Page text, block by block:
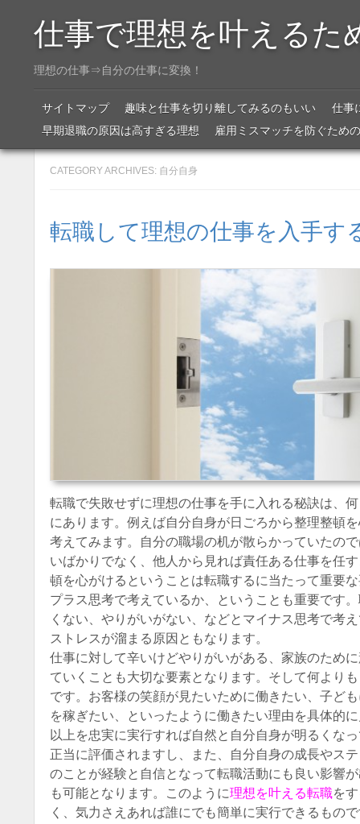
仕事で理想を叶えるた
理想の仕事⇒自分の仕事に変換！
Menu
SKIP TO CONTENT
サイトマップ 趣味と仕事を切り離してみるのもいい
仕事
早期退職の原因は高すぎる理想
雇用ミスマッチを防ぐため
CATEGORY ARCHIVES: 自分自身
転職して理想の仕事を入手す
転職で失敗せずに理想の仕事を手に入れる秘訣は、
にあります。例えば自分自身が日ごろから整理整頓
考えてみます。自分の職場の机が散らかっていたの
いばかりでなく、他人から見れば責任ある仕事を任
頓を心がけるということは転職するに当たって重要
プラス思考で考えているか、ということも重要です
くない、やりがいがない、などとマイナス思考で考
ストレスが溜まる原因ともなります。
仕事に対して辛いけどやりがいがある、家族のため
ていくことも大切な要素となります。そして何より
です。お客様の笑顔が見たいために働きたい、子ど
を稼ぎたい、といったように働きたい理由を具体的
以上を忠実に実行すれば自然と自分自身が明るくな
正当に評価されますし、また、自分自身の成長やス
のことが経験と自信となって転職活動にも良い影響
も可能となります。このように理想を叶える転職を
く、気力さえあれば誰にでも簡単に実行できるもの